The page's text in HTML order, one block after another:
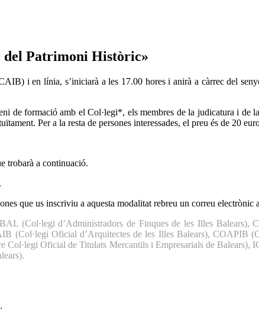
del Patrimoni Històric»
i en línia, s’iniciarà a les 17.00 hores i anirà a càrrec del
de formació amb el Col·legi*, els membres de la judicatura i
Per a la resta de persones interessades, el preu és de 20
trobarà a continuació.
que us inscriviu a aquesta modalitat rebreu un correu electrònic
(Col·legi d’Administradors de Finques de les Illes Balears),
(Col·legi Oficial d’Arquitectes de les Illes Balears), COAPIB
Oficial de Titulats Mercantils i Empresarials de Balears),